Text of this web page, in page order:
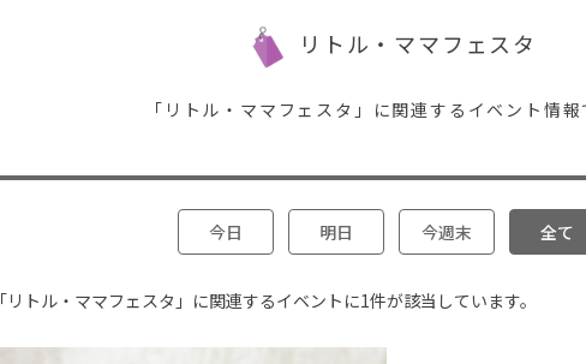
リトル・ママフェスタ
「リトル・ママフェスタ」に関連するイベント情報
今日 明日 今週末 全て
「リトル・ママフェスタ」に関連するイベントに1件が該当しています。